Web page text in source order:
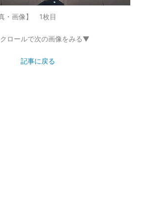
真・画像】 1枚目
ロールで次の画像をみる▼
記事に戻る